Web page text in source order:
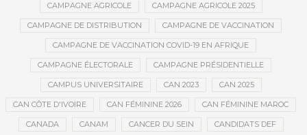
CAMPAGNE AGRICOLE CAMPAGNE AGRICOLE 2025
CAMPAGNE DE DISTRIBUTION CAMPAGNE DE VACCINATION
CAMPAGNE DE VACCINATION COVID-19 EN AFRIQUE
CAMPAGNE ÉLECTORALE CAMPAGNE PRÉSIDENTIELLE
CAMPUS UNIVERSITAIRE CAN 2023 CAN 2025
CAN CÔTE D'IVOIRE CAN FÉMININE 2026 CAN FÉMININE MAROC
CANADA CANAM CANCER DU SEIN CANDIDATS DEF